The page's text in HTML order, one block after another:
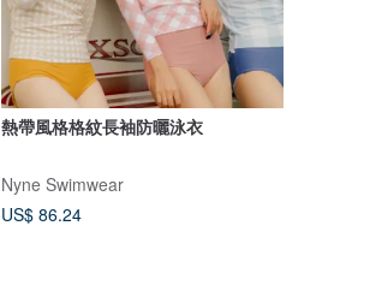
熱帶風格格紋長袖防曬泳衣
Nyne Swimwear
US$ 86.24